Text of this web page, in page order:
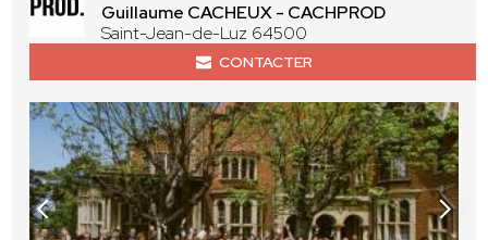
Guillaume CACHEUX - CACHPROD
Saint-Jean-de-Luz 64500
CONTACTER